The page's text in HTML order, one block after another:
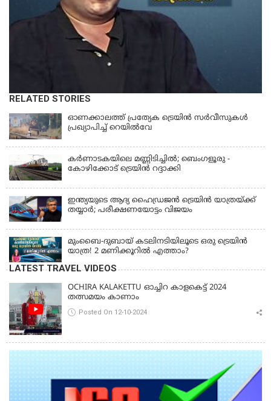
RELATED STORIES
ഓണക്കാലത്ത് പ്രത്യേക ട്രെയിൻ സര്‍വീസുകള്‍
പ്രഖ്യാപിച്ച് റെയില്‍വേ
കര്‍ണാടകയിലെ മണ്ണിടിച്ചില്‍; ബെംഗളൂരു -
കോഴിക്കോട് ട്രെയിൻ റദ്ദാക്കി
ഇന്ത്യയുടെ ആദ്യ ഹൈഡ്രജൻ ട്രെയിൻ യാത്രയ്ക്ക്
തയ്യാർ; പരീക്ഷണയോട്ടം വിജയം
മുംബൈ-ദുബായ് കടലിനടിയിലൂടെ ഒരു ട്രെയിൻ
യാത്ര! 2 മണിക്കൂറിൽ എത്താം?
LATEST TRAVEL VIDEOS
OCHIRA KALAKETTU ഓച്ചിറ കാളകെട്ട് 2024
തത്സമയം കാണാം
Posted On 12-10-2024